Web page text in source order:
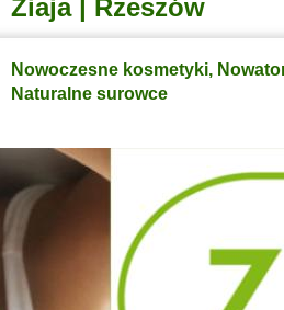
Ziaja | Rzeszów
Nowoczesne kosmetyki,
Naturalne surowce